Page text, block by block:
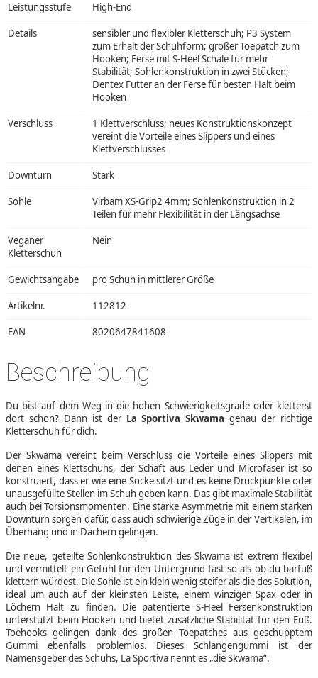
Leistungsstufe High-End
Details
sensibler und flexibler Kletterschuh; P3 System
zum Erhalt der Schuhform; großer Toepatch zum
Hooken; Ferse mit S-Heel Schale für mehr
Stabilität; Sohlenkonstruktion in zwei Stücken;
Dentex Futter an der Ferse für besten Halt beim
Hooken
Verschluss
1 Klettverschluss; neues Konstruktionskonzept
vereint die Vorteile eines Slippers und eines
Klettverschlusses
Downturn Stark
Sohle
Virbam XS-Grip2 4mm; Sohlenkonstruktion in 2
Teilen für mehr Flexibilität in der Längsachse
Veganer
Kletterschuh
Nein
Gewichtsangabe pro Schuh in mittlerer Größe
Artikelnr. 112812
EAN 8020647841608
Beschreibung
Du bist auf dem Weg in die hohen Schwierigkeitsgrade oder kletterst
dort schon? Dann ist der La Sportiva Skwama genau der richtige
Kletterschuh für dich.
Der Skwama vereint beim Verschluss die Vorteile eines Slippers mit
denen eines Klettschuhs, der Schaft aus Leder und Microfaser ist so
konstruiert, dass er wie eine Socke sitzt und es keine Druckpunkte oder
unausgefüllte Stellen im Schuh geben kann. Das gibt maximale Stabilität
auch bei Torsionsmomenten. Eine starke Asymmetrie mit einem starken
Downturn sorgen dafür, dass auch schwierige Züge in der Vertikalen, im
Überhang und in Dächern gelingen.
Die neue, geteilte Sohlenkonstruktion des Skwama ist extrem flexibel
und vermittelt ein Gefühl für den Untergrund fast so als ob du barfuß
klettern würdest. Die Sohle ist ein klein wenig steifer als die des Solution,
ideal um auch auf der kleinsten Leiste, einem winzigen Spax oder in
Löchern Halt zu finden. Die patentierte S-Heel Fersenkonstruktion
unterstützt beim Hooken und bietet zusätzliche Stabilität für den Fuß.
Toehooks gelingen dank des großen Toepatches aus geschupptem
Gummi ebenfalls problemlos. Dieses Schlangengummi ist der
Namensgeber des Schuhs, La Sportiva nennt es „die Skwama“.